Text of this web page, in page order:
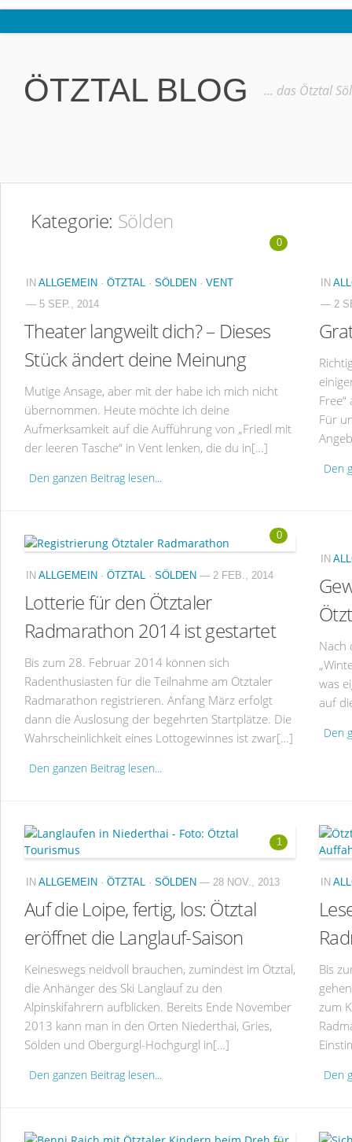
Ötztal
Interviews
Kostenloser Bustransfer ins Gletscherskigebiet von Sölden
Kontakt
Datenschutzerklärung
ÖTZTAL BLOG … das Ötztal
Kategorie: Sölden
0
IN ALLGEMEIN · ÖTZTAL · SÖLDEN · VENT
— 5 SEP., 2014
Theater langweilt dich? – Dieses
Stück ändert deine Meinung
Mutige Ansage, aber mit der habe ich mich nicht
übernommen. Heute möchte ich deine
Aufmerksamkeit auf die Aufführung von „Friedl mit
der leeren Tasche“ in Vent lenken, die du in[…]
Den ganzen Beitrag lesen...
IN
— 2
Für
Den
0
IN ALLGEMEIN · ÖTZTAL · SÖLDEN — 2 FEB., 2014
Lotterie für den Ötztaler
Radmarathon 2014 ist gestartet
Bis zum 28. Februar 2014 können sich
Radenthusiasten für die Teilnahme am Ötztaler
Radmarathon registrieren. Anfang März erfolgt
dann die Auslosung der begehrten Startplätze. Die
Wahrscheinlichkeit eines Lottogewinnes ist zwar[…]
Den ganzen Beitrag lesen...
IN
Nach
was
auf
Den
1
IN ALLGEMEIN · ÖTZTAL · SÖLDEN — 28 NOV., 2013
Auf die Loipe, fertig, los: Ötztal
eröffnet die Langlauf-Saison
Keineswegs neidvoll brauchen, zumindest im Ötztal,
die Anhänger des Ski Langlauf zu den
Alpinskifahrern aufblicken. Bereits Ende November
2013 kann man in den Orten Niederthai, Gries,
Sölden und Obergurgl-Hochgurgl in[…]
Den ganzen Beitrag lesen...
IN
Bis
zum
Den